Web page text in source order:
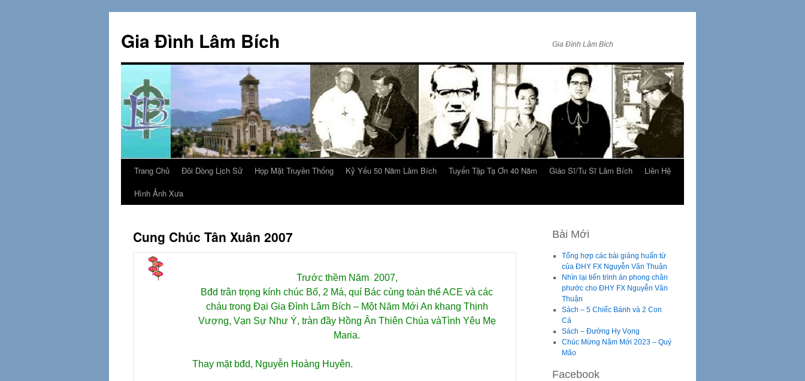
content
Gia Đình Lâm Bích Gia Đình Lâm Bích
Trang Chủ Đôi Dòng Lịch Sử Họp Mặt Truyền Thống Kỷ Yếu 50 Năm Lâm Bích Tuyển Tập Tạ Ơn 40 Năm Giáo Sĩ/Tu Sĩ Lâm Bích
Liên Hệ
Hình Ảnh Xưa
Cung Chúc Tân Xuân 2007
Trước thềm Năm 2007,
Bđd trân trọng kính chúc Bố, 2 Má, quí Bác cùng toàn thể ACE và các
cháu trong Đại Gia Đình Lâm Bích – Một Năm Mới An khang Thịnh
Vượng, Vạn Sự Như Ý, tràn đầy Hồng Ân Thiên Chúa vàTình Yêu Mẹ
Maria.
Thay mặt bđd, Nguyễn Hoàng Huyên.
Bài Mới
Tổng hợp các bài giảng huấn từ
của ĐHY FX Nguyễn Văn Thuận
Nhìn lại tiến trình án phong chân
phước cho ĐHY FX Nguyễn Văn
Thuận
Sách – 5 Chiếc Bánh và 2 Con
Cá
Sách – Đường Hy Vọng
Chúc Mừng Năm Mới 2023 – Quý
Mão
Facebook